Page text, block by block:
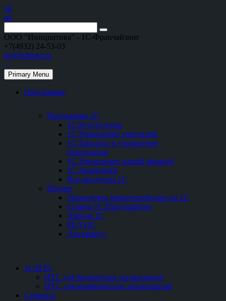
vk
ok
ООО "Инициатива" - 1С-Франчайзинг
+7(4932) 24-53-03
its@buhkod.ru
Primary Menu
Программы
Программы 1С
1С:Бухгалтерия
1С:Управление торговлей
1С:Зарплата и управление
персоналом
1С:Управление нашей фирмой
1С:Аналитика
Все продукты 1С
Прочее
Управление маркетплейсами на 1С
Сервер 1С:Предприятие
Аренда 1С
РЕД ОС
Антивирус
1С:ИТС
ИТС для бюджетных организаций
ИТС для коммерческих организаций
Сервисы